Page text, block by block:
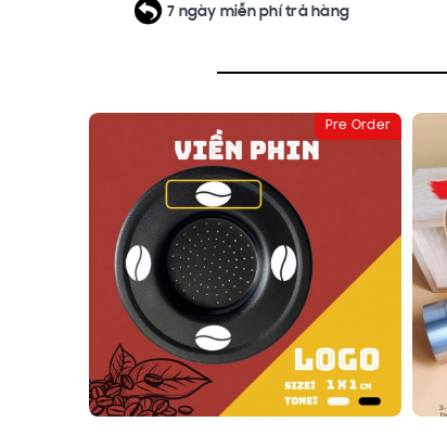
7 ngày miễn phí trả hàng
Pre Order